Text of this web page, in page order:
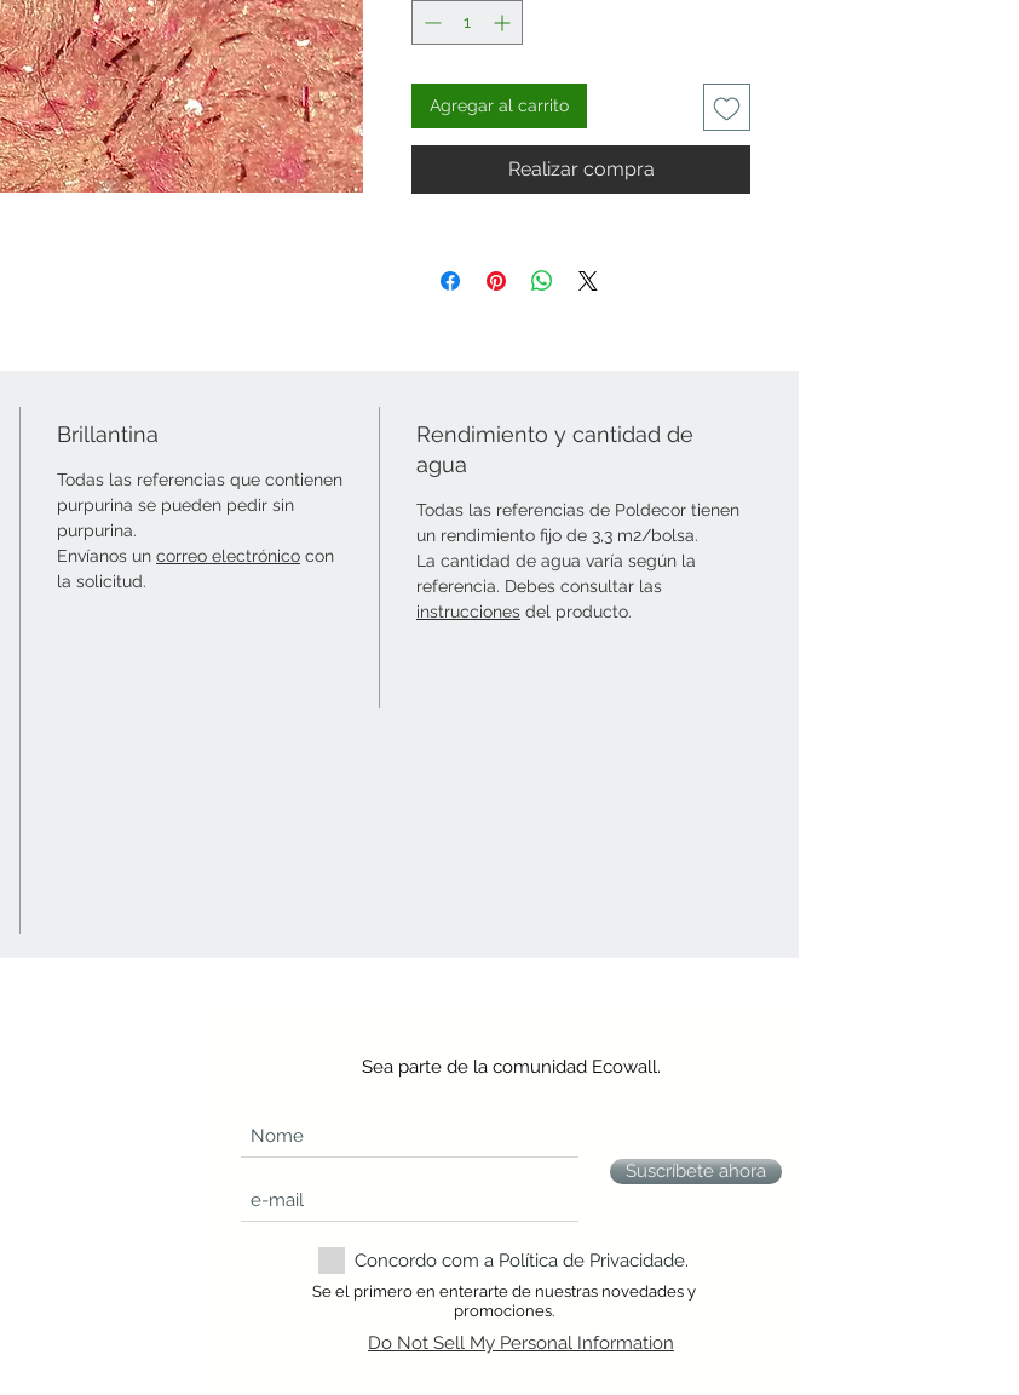
separado y añadirle una
color que prefieras.
Agregar al carrito
Realizar compra
Brillantina
Todas las referencias que contienen
purpurina se pueden pedir sin
purpurina.
Envíanos un correo electrónico con
la solicitud.
Rendimiento y cantidad de
agua
Todas las referencias de Poldecor tienen
un rendimiento fijo de 3,3 m2/bolsa.
La cantidad de agua varía según la
referencia. Debes consultar las
instrucciones del producto.
Sea parte de la comunidad Ecowall.
Suscríbete ahora
Concordo com a Política de Privacidade.
Se el primero en enterarte de nuestras novedades y
promociones.
Do Not Sell My Personal Information